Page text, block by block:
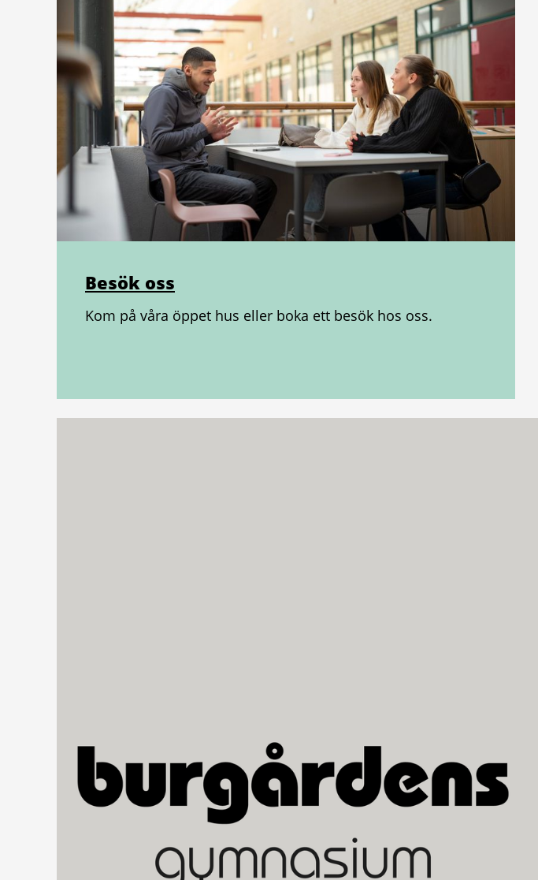
Besök oss
Kom på våra öppet hus eller boka ett besök hos oss.